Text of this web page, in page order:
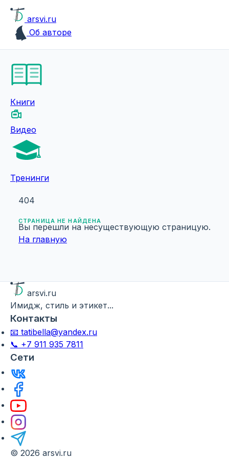
arsvi.ru
Об авторе
Книги
Видео
Тренинги
404
СТРАНИЦА НЕ НАЙДЕНА
Вы перешли на несуществующую страницую.
На главную
arsvi.ru
Имидж, стиль и этикет...
Контакты
📧 tatibella@yandex.ru
📞 +7 911 935 7811
Сети
© 2026 arsvi.ru